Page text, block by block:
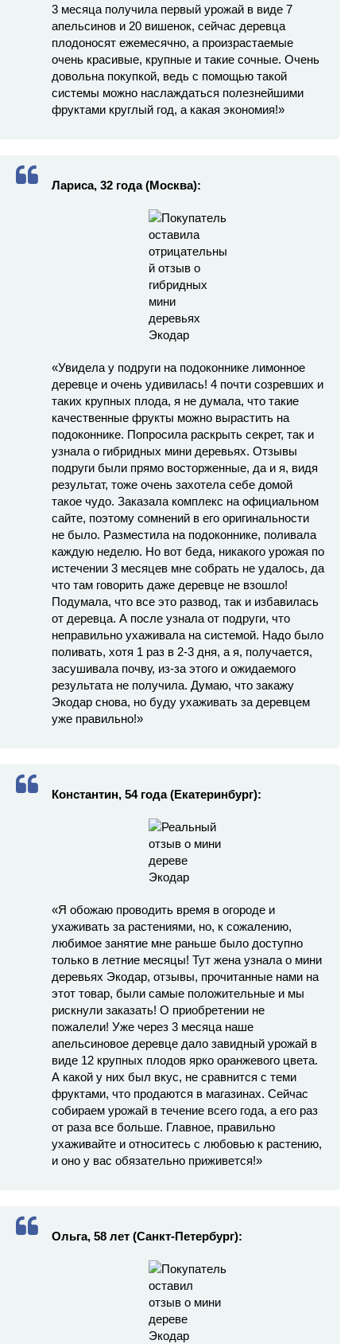
3 месяца получила первый урожай в виде 7
апельсинов и 20 вишенок, сейчас деревца
плодоносят ежемесячно, а произрастаемые
очень красивые, крупные и такие сочные. Очень
довольна покупкой, ведь с помощью такой
системы можно наслаждаться полезнейшими
фруктами круглый год, а какая экономия!»
Лариса, 32 года (Москва):
«Увидела у подруги на подоконнике лимонное
деревце и очень удивилась! 4 почти созревших и
таких крупных плода, я не думала, что такие
качественные фрукты можно вырастить на
подоконнике. Попросила раскрыть секрет, так и
узнала о гибридных мини деревьях. Отзывы
подруги были прямо восторженные, да и я, видя
результат, тоже очень захотела себе домой
такое чудо. Заказала комплекс на официальном
сайте, поэтому сомнений в его оригинальности
не было. Разместила на подоконнике, поливала
каждую неделю. Но вот беда, никакого урожая по
истечении 3 месяцев мне собрать не удалось, да
что там говорить даже деревце не взошло!
Подумала, что все это развод, так и избавилась
от деревца. А после узнала от подруги, что
неправильно ухаживала на системой. Надо было
поливать, хотя 1 раз в 2-3 дня, а я, получается,
засушивала почву, из-за этого и ожидаемого
результата не получила. Думаю, что закажу
Экодар снова, но буду ухаживать за деревцем
уже правильно!»
Константин, 54 года (Екатеринбург):
«Я обожаю проводить время в огороде и
ухаживать за растениями, но, к сожалению,
любимое занятие мне раньше было доступно
только в летние месяцы! Тут жена узнала о мини
деревьях Экодар, отзывы, прочитанные нами на
этот товар, были самые положительные и мы
рискнули заказать! О приобретении не
пожалели! Уже через 3 месяца наше
апельсиновое деревце дало завидный урожай в
виде 12 крупных плодов ярко оранжевого цвета.
А какой у них был вкус, не сравнится с теми
фруктами, что продаются в магазинах. Сейчас
собираем урожай в течение всего года, а его раз
от раза все больше. Главное, правильно
ухаживайте и относитесь с любовью к растению,
и оно у вас обязательно приживется!»
Ольга, 58 лет (Санкт-Петербург):